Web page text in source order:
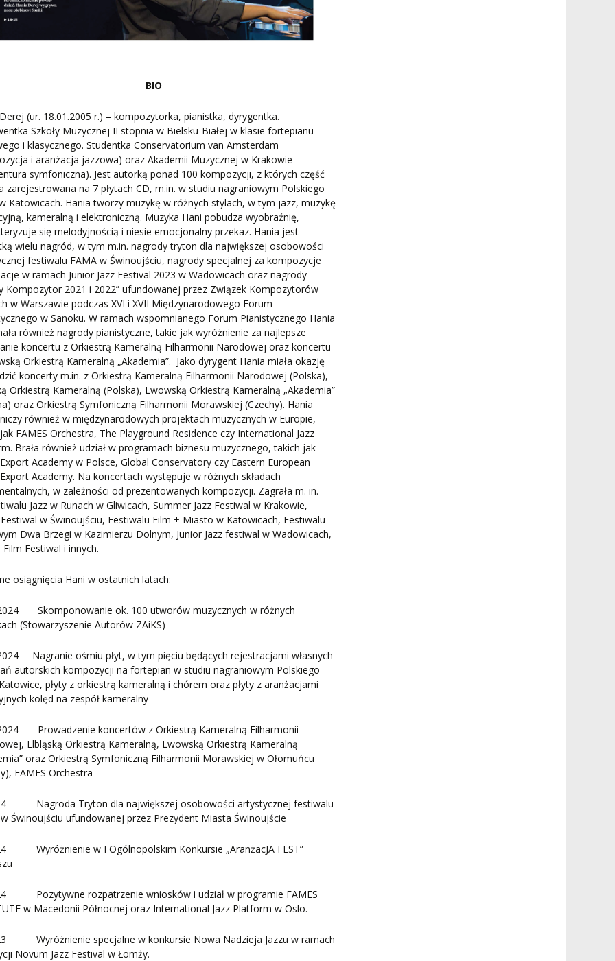
BIO
(ur. 18.01.2005 r.) – kompozytorka, pianistka, dyrygentka.
Szkoły Muzycznej II stopnia w Bielsku-Białej w klasie fortepianu
i klasycznego. Studentka Conservatorium van Amsterdam
i aranżacja jazzowa) oraz Akademii Muzycznej w Krakowie
symfoniczna). Jest autorką ponad 100 kompozycji, z których część
zarejestrowana na 7 płytach CD, m.in. w studiu nagraniowym Polskiego
Katowicach. Hania tworzy muzykę w różnych stylach, w tym jazz, muzykę
kameralną i elektroniczną. Muzyka Hani pobudza wyobraźnię,
się melodyjnością i niesie emocjonalny przekaz. Hania jest
wielu nagród, w tym m.in. nagrody tryton dla największej osobowości
festiwalu FAMA w Świnoujściu, nagrody specjalnej za kompozycje
w ramach Junior Jazz Festival 2023 w Wadowicach oraz nagrody
Kompozytor 2021 i 2022” ufundowanej przez Związek Kompozytorów
w Warszawie podczas XVI i XVII Międzynarodowego Forum
w Sanoku. W ramach wspomnianego Forum Pianistycznego Hania
również nagrody pianistyczne, takie jak wyróżnienie za najlepsze
koncertu z Orkiestrą Kameralną Filharmonii Narodowej oraz koncertu
Orkiestrą Kameralną „Akademia”. Jako dyrygent Hania miała okazję
koncerty m.in. z Orkiestrą Kameralną Filharmonii Narodowej (Polska),
Orkiestrą Kameralną (Polska), Lwowską Orkiestrą Kameralną „Akademia”
oraz Orkiestrą Symfoniczną Filharmonii Morawskiej (Czechy). Hania
również w międzynarodowych projektach muzycznych w Europie,
FAMES Orchestra, The Playground Residence czy International Jazz
Brała również udział w programach biznesu muzycznego, takich jak
Academy w Polsce, Global Conservatory czy Eastern European
Academy. Na koncertach występuje w różnych składach
w zależności od prezentowanych kompozycji. Zagrała m. in.
Jazz w Runach w Gliwicach, Summer Jazz Festiwal w Krakowie,
w Świnoujściu, Festiwalu Film + Miasto w Katowicach, Festiwalu
Dwa Brzegi w Kazimierzu Dolnym, Junior Jazz festiwal w Wadowicach,
Film Festiwal i innych.
osiągnięcia Hani w ostatnich latach:
Skomponowanie ok. 100 utworów muzycznych w różnych
(Stowarzyszenie Autorów ZAiKS)
Nagranie ośmiu płyt, w tym pięciu będących rejestracjami własnych
autorskich kompozycji na fortepian w studiu nagraniowym Polskiego
płyty z orkiestrą kameralną i chórem oraz płyty z aranżacjami
kolęd na zespół kameralny
Prowadzenie koncertów z Orkiestrą Kameralną Filharmonii
Elbląską Orkiestrą Kameralną, Lwowską Orkiestrą Kameralną
oraz Orkiestrą Symfoniczną Filharmonii Morawskiej w Ołomuńcu
FAMES Orchestra
Nagroda Tryton dla największej osobowości artystycznej festiwalu
Świnoujściu ufundowanej przez Prezydent Miasta Świnoujście
Wyróżnienie w I Ogólnopolskim Konkursie „AranżacJA FEST”
Pozytywne rozpatrzenie wniosków i udział w programie FAMES
w Macedonii Północnej oraz International Jazz Platform w Oslo.
Wyróżnienie specjalne w konkursie Nowa Nadzieja Jazzu w ramach
Novum Jazz Festival w Łomży.